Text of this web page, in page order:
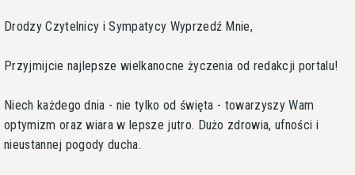
Drodzy Czytelnicy i Sympatycy Wyprzedź Mnie,
Przyjmijcie najlepsze wielkanocne życzenia od redakcji portalu!
Niech każdego dnia - nie tylko od święta - towarzyszy Wam
optymizm oraz wiara w lepsze jutro. Dużo zdrowia, ufności i
nieustannej pogody ducha.